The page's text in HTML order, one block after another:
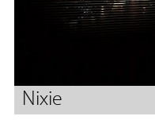
Nixie